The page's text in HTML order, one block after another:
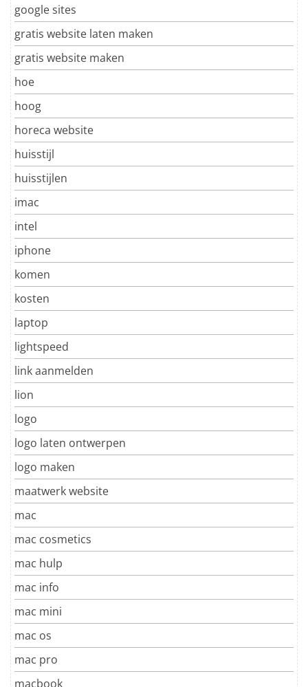
google sites
gratis website laten maken
gratis website maken
hoe
hoog
horeca website
huisstijl
huisstijlen
imac
intel
iphone
komen
kosten
laptop
lightspeed
link aanmelden
lion
logo
logo laten ontwerpen
logo maken
maatwerk website
mac
mac cosmetics
mac hulp
mac info
mac mini
mac os
mac pro
macbook